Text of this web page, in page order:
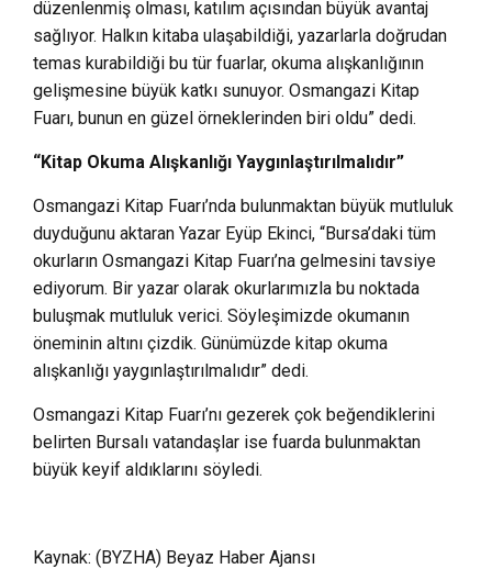
düzenlenmiş olması, katılım açısından büyük avantaj
sağlıyor. Halkın kitaba ulaşabildiği, yazarlarla doğrudan
temas kurabildiği bu tür fuarlar, okuma alışkanlığının
gelişmesine büyük katkı sunuyor. Osmangazi Kitap
Fuarı, bunun en güzel örneklerinden biri oldu” dedi.
“Kitap Okuma Alışkanlığı Yaygınlaştırılmalıdır”
Osmangazi Kitap Fuarı’nda bulunmaktan büyük mutluluk
duyduğunu aktaran Yazar Eyüp Ekinci, “Bursa’daki tüm
okurların Osmangazi Kitap Fuarı’na gelmesini tavsiye
ediyorum. Bir yazar olarak okurlarımızla bu noktada
buluşmak mutluluk verici. Söyleşimizde okumanın
öneminin altını çizdik. Günümüzde kitap okuma
alışkanlığı yaygınlaştırılmalıdır” dedi.
Osmangazi Kitap Fuarı’nı gezerek çok beğendiklerini
belirten Bursalı vatandaşlar ise fuarda bulunmaktan
büyük keyif aldıklarını söyledi.
Kaynak: (BYZHA) Beyaz Haber Ajansı